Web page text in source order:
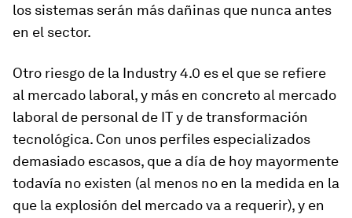
los sistemas serán más dañinas que nunca antes
en el sector.
Otro riesgo de la Industry 4.0 es el que se refiere
al mercado laboral, y más en concreto al mercado
laboral de personal de IT y de transformación
tecnológica. Con unos perfiles especializados
demasiado escasos, que a día de hoy mayormente
todavía no existen (al menos no en la medida en la
que la explosión del mercado va a requerir), y en